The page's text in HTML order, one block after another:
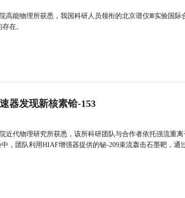
高能物理所获悉，我国科研人员领衔的北京谱仪Ⅲ实验国
在。
器发现新核素铪-153
近代物理研究所获悉，该所科研团队与合作者依托强流重
，团队利用HIAF增强器提供的铋-209束流轰击石墨靶，通